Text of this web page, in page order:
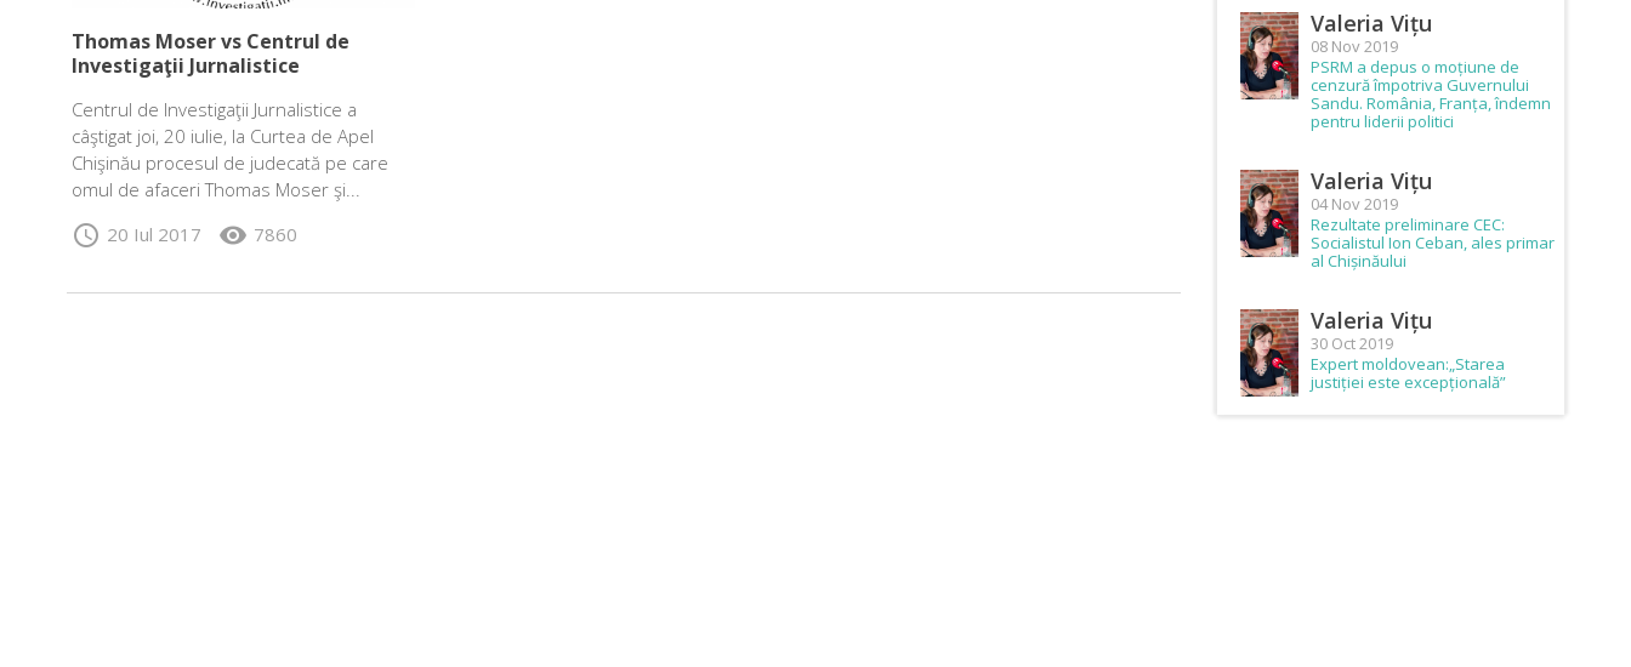
Thomas Moser vs Centrul de
Investigaţii Jurnalistice
Centrul de Investigaţii Jurnalistice a
câştigat joi, 20 iulie, la Curtea de Apel
Chişinău procesul de judecată pe care
omul de afaceri Thomas Moser şi...
schedule 20 Iul 2017 visibility 7860
Valeria Vițu
08 Nov 2019
PSRM a depus o moțiune de
cenzură împotriva Guvernului
Sandu. România, Franța, îndemn
pentru liderii politici
Valeria Vițu
04 Nov 2019
Rezultate preliminare CEC:
Socialistul Ion Ceban, ales primar
al Chișinăului
Valeria Vițu
30 Oct 2019
Expert moldovean:„Starea
justiției este excepțională”